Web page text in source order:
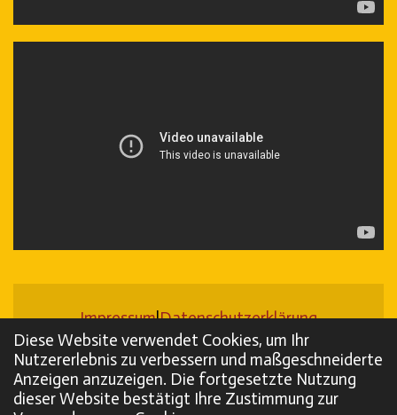
Diese Website verwendet Cookies, um Ihr
Nutzererlebnis zu verbessern und maßgeschneiderte
Anzeigen anzuzeigen. Die fortgesetzte Nutzung
dieser Website bestätigt Ihre Zustimmung zur
Impressum|Datenschutzerklärung
@1988 Elfi-Glöggli